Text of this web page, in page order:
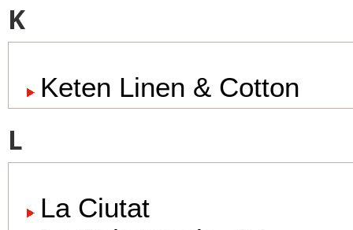
K
Keten Linen & Cotton
L
La Ciutat